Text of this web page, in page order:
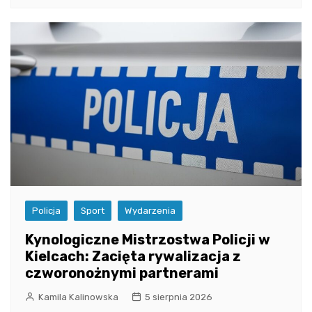
Policja Sport Wydarzenia
Kynologiczne Mistrzostwa Policji w
Kielcach: Zacięta rywalizacja z
czworonożnymi partnerami
Kamila Kalinowska 5 sierpnia 2026